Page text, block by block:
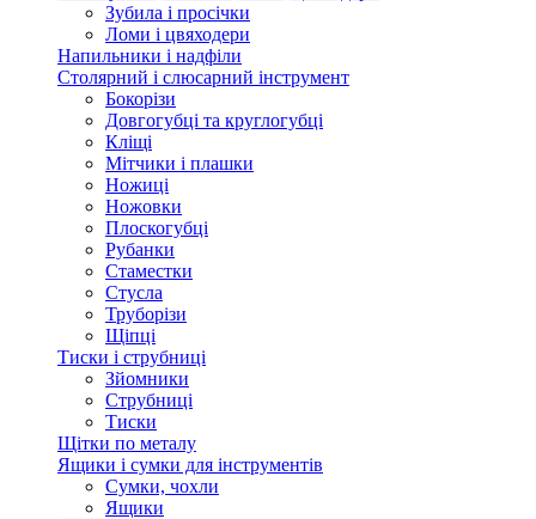
Зубила і просічки
Ломи і цвяходери
Напильники і надфіли
Столярний і слюсарний інструмент
Бокорізи
Довгогубці та круглогубці
Кліщі
Мітчики і плашки
Ножиці
Ножовки
Плоскогубці
Рубанки
Стаместки
Стусла
Труборізи
Щіпці
Тиски і струбниці
Зйомники
Струбниці
Тиски
Щітки по металу
Ящики і сумки для інструментів
Сумки, чохли
Ящики